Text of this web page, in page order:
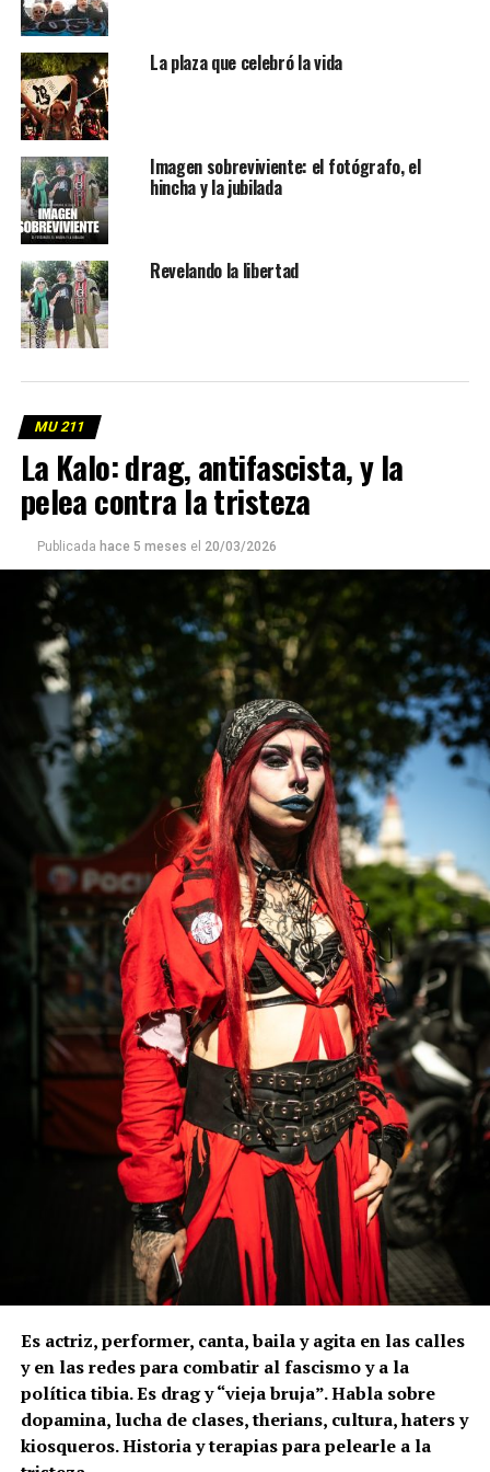
La plaza que celebró la vida
Imagen sobreviviente: el fotógrafo, el
hincha y la jubilada
Revelando la libertad
MU 211
La Kalo: drag, antifascista, y la
pelea contra la tristeza
Publicada hace 5 meses el 20/03/2026
Es actriz, performer, canta, baila y agita en las calles
y en las redes para combatir al fascismo y a la
política tibia. Es drag y “vieja bruja”. Habla sobre
dopamina, lucha de clases, therians, cultura, haters y
kiosqueros. Historia y terapias para pelearle a la